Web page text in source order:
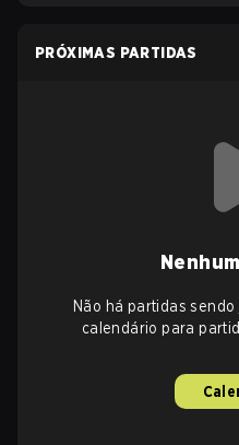
PRÓXIMAS PARTIDAS
Não há partidas
calendário para